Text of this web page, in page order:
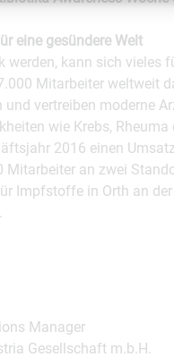
eine gesündere Welt
werden, kann sich vieles
Mitarbeiter weltweit
und vertreiben moderne
wie Krebs,
2016 einen
Mitarbeiter an zwei
Impfstoffe in Orth an
Manager
Gesellschaft m.b.H.